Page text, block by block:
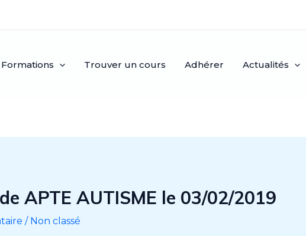
Formations Trouver un cours Adhérer Actualités
APTE AUTISME le 03/02/2019
/ Non classé